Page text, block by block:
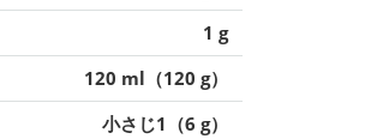
1 g
120 ml（120 g）
小さじ1（6 g）